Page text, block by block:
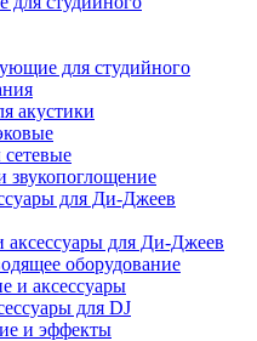
для студийного
акустики
звукопоглощение
для Ди-Джеев
аксессуары для Ди-Джеев
оборудование
и аксессуары
для DJ
и эффекты